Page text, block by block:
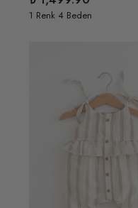
1 Renk 4 Beden